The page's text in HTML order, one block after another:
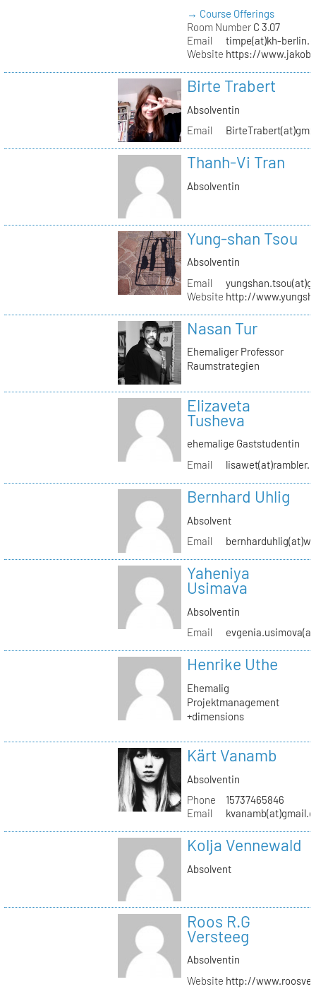
→ Course Offerings
Room NumberC 3.07
Email
timpe(at)kh-
Website https://
Birte Trabert
Absolventin
Email
Thanh-Vi Tran
Absolventin
Yung-shan Tsou
Absolventin
Email
Website http://
Nasan Tur
Ehemaliger Professor
Raumstrategien
Elizaveta
Tusheva
ehemalige Gaststudentin
Email
Bernhard Uhlig
Absolvent
Email
Yaheniya
Usimava
Absolventin
Email
Henrike Uthe
Ehemalig
Projektmanagement
+dimensions
Kärt Vanamb
Absolventin
Phone
15737465846
Email
Kolja Vennewald
Absolvent
Roos R.G
Versteeg
Absolventin
Website http://